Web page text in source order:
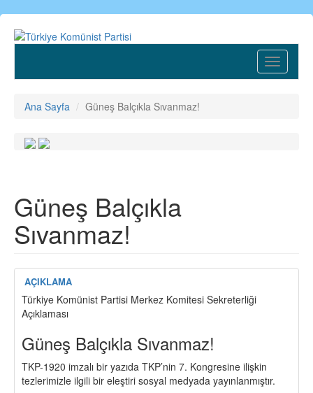
Ana
içeriğe
Toggle
Ana Sayfa Güneş Balçıkla Sıvanmaz!
Güneş Balçıkla
Sıvanmaz!
AÇIKLAMA
Türkiye Komünist Partisi Merkez Komitesi Sekreterliği
Açıklaması
Güneş Balçıkla Sıvanmaz!
TKP-1920 imzalı bir yazıda TKP’nin 7. Kongresine ilişkin
tezlerimizle ilgili bir eleştiri sosyal medyada yayınlanmıştır.